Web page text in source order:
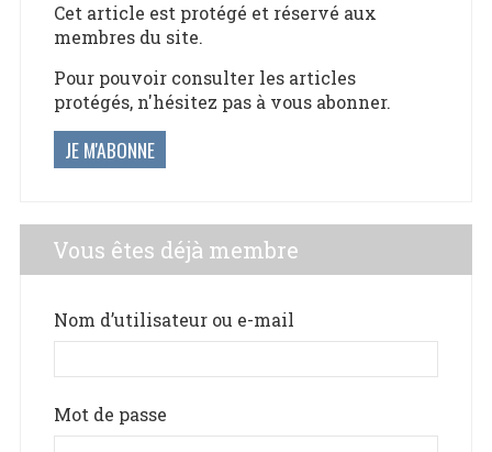
Cet article est protégé et réservé aux
membres du site.
Pour pouvoir consulter les articles
protégés, n'hésitez pas à vous abonner.
JE M'ABONNE
Vous êtes déjà membre
Nom d’utilisateur ou e-mail
Mot de passe